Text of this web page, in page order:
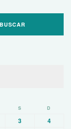
S D
3
4